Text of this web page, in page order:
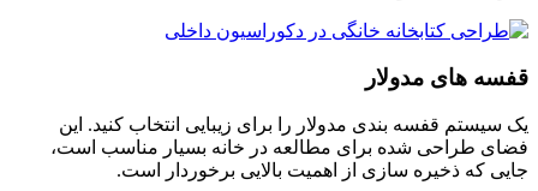
قفسه های مدولار
یک سیستم قفسه بندی مدولار را برای زیبایی انتخاب کنید. این
فضای طراحی شده برای مطالعه در خانه بسیار مناسب است،
جایی که ذخیره سازی از اهمیت بالایی برخوردار است.